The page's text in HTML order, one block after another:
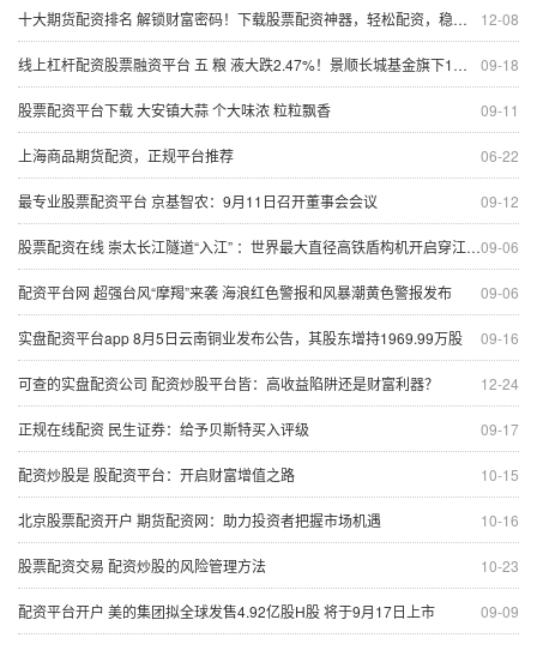
12-08
十大期货配资排名 解锁财富密码！下载股票配资神器，轻松配资，稳赚不赔
09-18
线上杠杆配资股票融资平台 五 粮 液大跌2.47%！景顺长城基金旗下1只基金持有
09-11
股票配资平台下载 大安镇大蒜 个大味浓 粒粒飘香
06-22
上海商品期货配资，正规平台推荐
09-12
最专业股票配资平台 京基智农：9月11日召开董事会会议
09-06
股票配资在线 崇太长江隧道“入江” ：世界最大直径高铁盾构机开启穿江之旅
09-06
配资平台网 超强台风“摩羯”来袭 海浪红色警报和风暴潮黄色警报发布
09-16
实盘配资平台app 8月5日云南铜业发布公告，其股东增持1969.99万股
12-24
可查的实盘配资公司 配资炒股平台皆：高收益陷阱还是财富利器？
09-17
正规在线配资 民生证券：给予贝斯特买入评级
10-15
配资炒股是 股配资平台：开启财富增值之路
10-16
北京股票配资开户 期货配资网：助力投资者把握市场机遇
10-23
股票配资交易 配资炒股的风险管理方法
09-09
配资平台开户 美的集团拟全球发售4.92亿股H股 将于9月17日上市